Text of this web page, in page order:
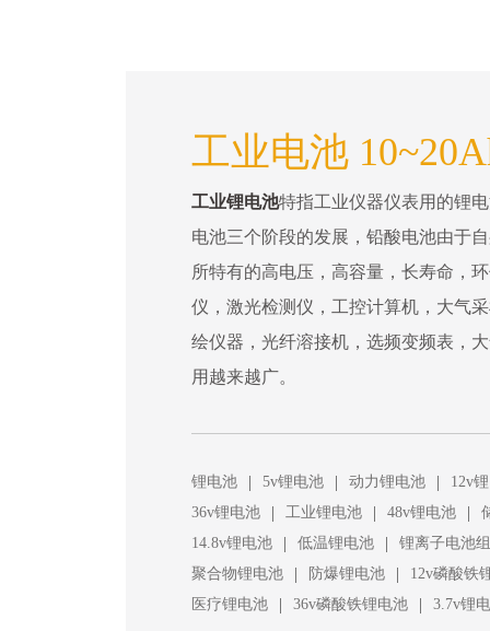
工业电池
工业锂电池特指工业仪器仪表用的锂
电池三个阶段的发展，铅酸电池由于
所特有的高电压，高容量，长寿命，
仪，激光检测仪，工控计算机，大气
绘仪器，光纤溶接机，选频变频表，
用越来越广。
锂电池 | 5v锂电池 | 动力锂电池 |
12v
36v锂电池
| 工业锂电池 | 48v锂电池 |
14.8v锂电池
| 低温锂电池 |
锂离子电池组
聚合物锂电池
| 防爆锂电池 |
12v磷酸铁
医疗锂电池
| 36v磷酸铁锂电池 | 3.7v锂